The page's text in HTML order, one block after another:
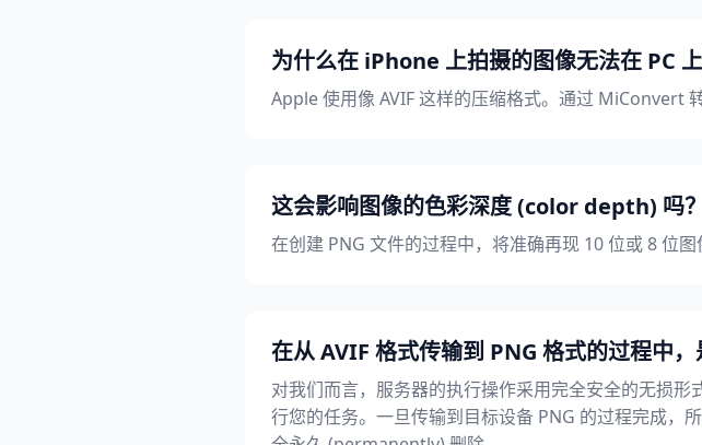
为什么在 iPhone 上拍摄的图像无法在 PC 上
Apple 使用像 AVIF 这样的压缩格式。通过 MiConvert
这会影响图像的色彩深度 (color depth) 吗？
在创建 PNG 文件的过程中，将准确再现 10 位或 8 位
在从 AVIF 格式传输到 PNG 格式的过程中
对我们而言，服务器的执行操作采用完全安全的无损
行您的任务。一旦传输到目标设备 PNG 的过程完成